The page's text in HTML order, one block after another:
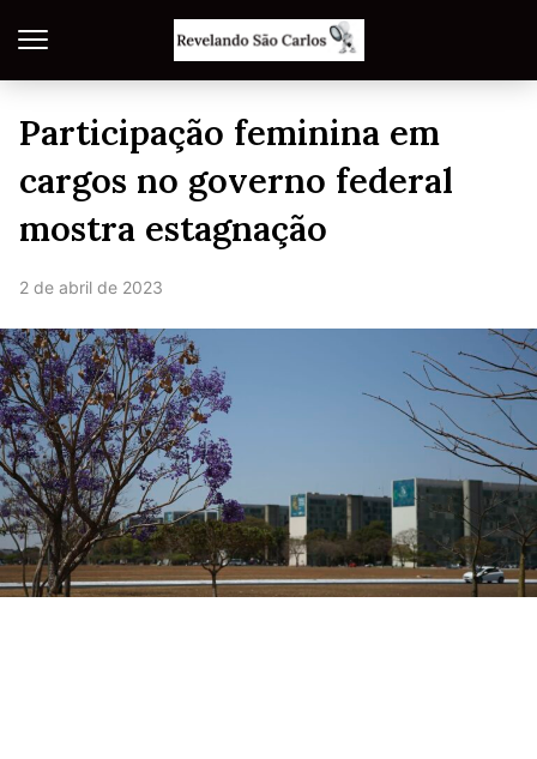
Participação feminina em
cargos no governo federal
mostra estagnação
2 de abril de 2023